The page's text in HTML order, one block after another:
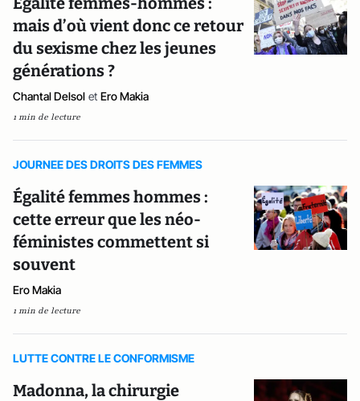
mais d’où vient donc ce retour
du sexisme chez les jeunes
générations ?
Chantal Delsol et Ero Makia
1 min de lecture
JOURNEE DES DROITS DES FEMMES
Égalité femmes hommes :
cette erreur que les néo-
féministes commettent si
souvent
Ero Makia
1 min de lecture
LUTTE CONTRE LE CONFORMISME
Madonna, la chirurgie